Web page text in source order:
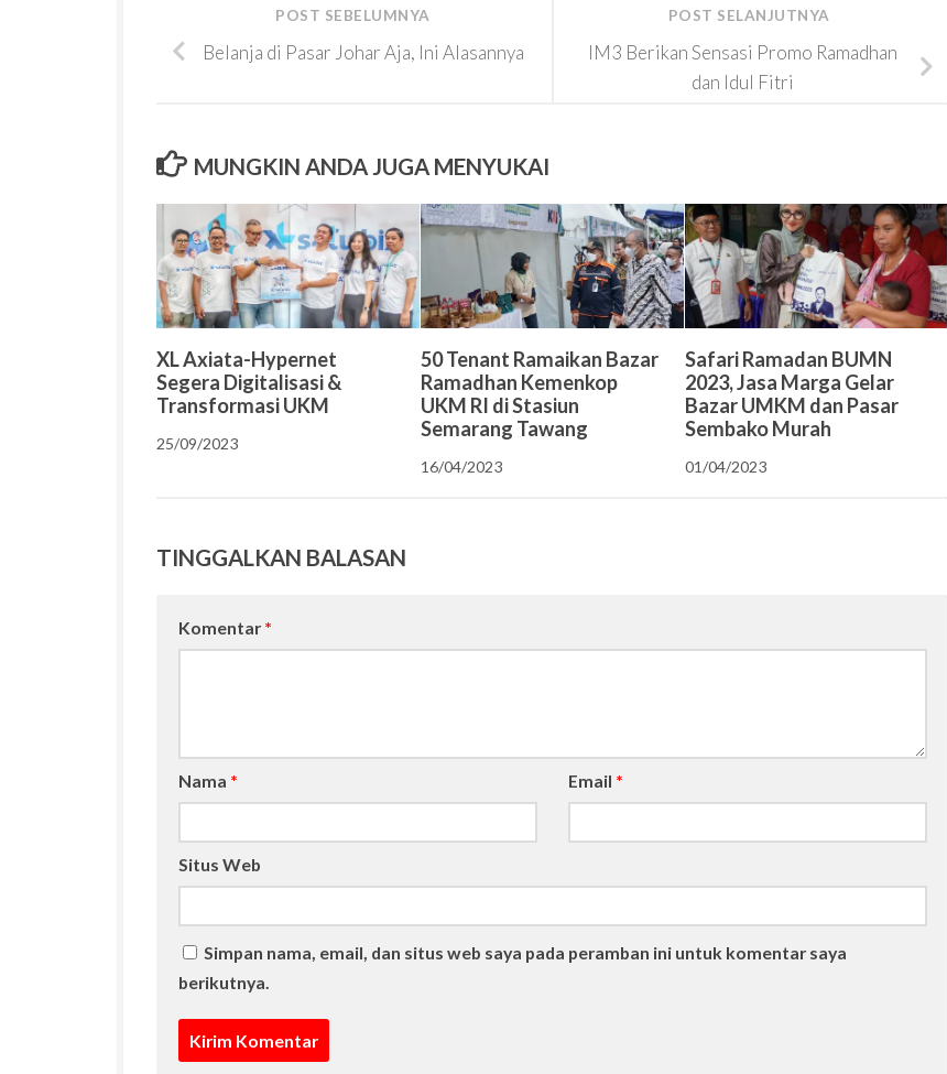
POST SELANJUTNYA
IM3 Berikan Sensasi Promo Ramadhan
dan Idul Fitri
POST SEBELUMNYA
Belanja di Pasar Johar Aja, Ini Alasannya
MUNGKIN ANDA JUGA MENYUKAI
XL Axiata-Hypernet
Segera Digitalisasi &
Transformasi UKM
25/09/2023
50 Tenant Ramaikan Bazar
Ramadhan Kemenkop
UKM RI di Stasiun
Semarang Tawang
16/04/2023
Safari Ramadan BUMN
2023, Jasa Marga Gelar
Bazar UMKM dan Pasar
Sembako Murah
01/04/2023
TINGGALKAN BALASAN
Komentar *
Nama * Email *
Situs Web
Simpan nama, email, dan situs web saya pada peramban ini untuk komentar saya
berikutnya.